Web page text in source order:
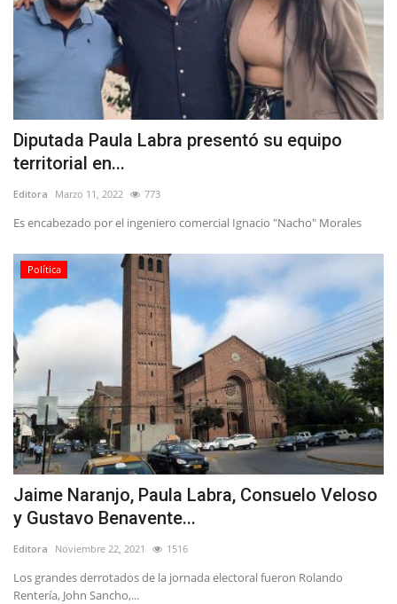
Diputada Paula Labra presentó su equipo
territorial en...
Editora Marzo 11, 2022 773
Es encabezado por el ingeniero comercial Ignacio "Nacho" Morales
Política
Jaime Naranjo, Paula Labra, Consuelo Veloso
y Gustavo Benavente...
Editora Noviembre 22, 2021 1516
Los grandes derrotados de la jornada electoral fueron Rolando
Rentería, John Sancho,...